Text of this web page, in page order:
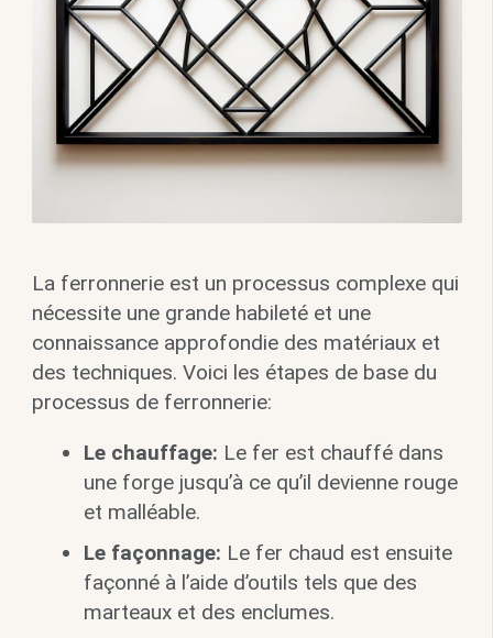
La ferronnerie est un processus complexe qui
nécessite une grande habileté et une
connaissance approfondie des matériaux et
des techniques. Voici les étapes de base du
processus de ferronnerie:
Le chauffage: Le fer est chauffé dans
une forge jusqu’à ce qu’il devienne rouge
et malléable.
Le façonnage: Le fer chaud est ensuite
façonné à l’aide d’outils tels que des
marteaux et des enclumes.